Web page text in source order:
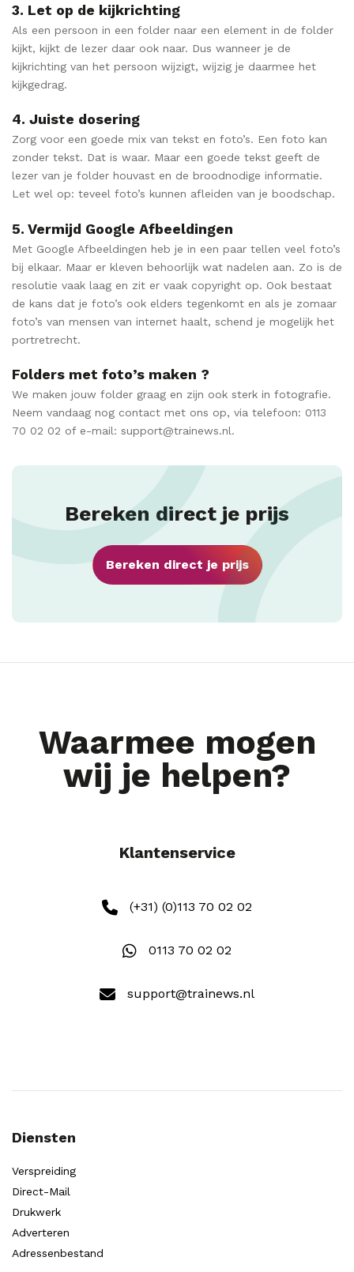
3. Let op de kijkrichting
Als een persoon in een folder naar een element in de folder
kijkt, kijkt de lezer daar ook naar. Dus wanneer je de
kijkrichting van het persoon wijzigt, wijzig je daarmee het
kijkgedrag.
4. Juiste dosering
Zorg voor een goede mix van tekst en foto’s. Een foto kan
zonder tekst. Dat is waar. Maar een goede tekst geeft de
lezer van je folder houvast en de broodnodige informatie.
Let wel op: teveel foto’s kunnen afleiden van je boodschap.
5. Vermijd Google Afbeeldingen
Met Google Afbeeldingen heb je in een paar tellen veel foto’s
bij elkaar. Maar er kleven behoorlijk wat nadelen aan. Zo is de
resolutie vaak laag en zit er vaak copyright op. Ook bestaat
de kans dat je foto’s ook elders tegenkomt en als je zomaar
foto’s van mensen van internet haalt, schend je mogelijk het
portretrecht.
Folders met foto’s maken ?
We maken jouw folder graag en zijn ook sterk in fotografie.
Neem vandaag nog contact met ons op, via telefoon: 0113
70 02 02 of e-mail: support@trainews.nl.
Bereken direct je prijs
Bereken direct je prijs
Waarmee mogen
wij je helpen?
Klantenservice
(+31) (0)113 70 02 02
0113 70 02 02
support@trainews.nl
Diensten
Verspreiding
Direct-Mail
Drukwerk
Adverteren
Adressenbestand